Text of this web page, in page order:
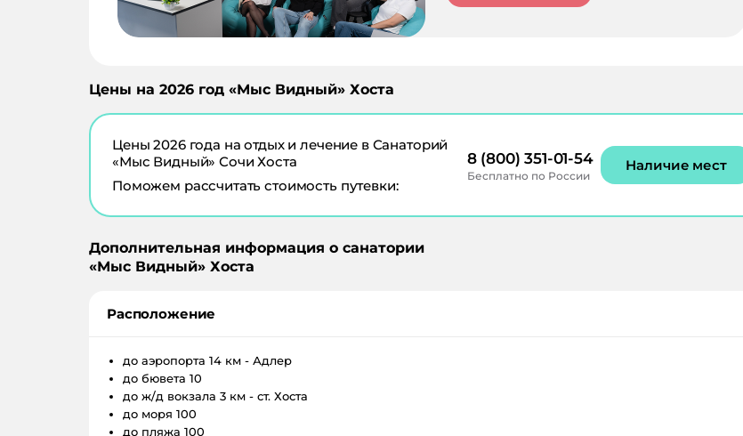
Цены на 2026 год «Мыс Видный» Хоста
Цены2026года на отдых и лечение в Санаторий
«Мыс Видный» Сочи Хоста
Поможем рассчитать стоимость путевки:
8 (800) 351-01-54
Бесплатно по России
Наличие мест
Дополнительная информация о санатории
«Мыс Видный» Хоста
Расположение
до аэропорта 14 км - Адлер
до бювета 10
до ж/д вокзала 3 км - ст. Хоста
до моря 100
до пляжа 100